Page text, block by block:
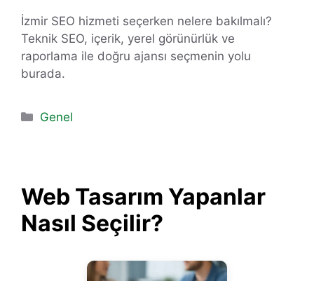
İzmir SEO hizmeti seçerken nelere bakılmalı?
Teknik SEO, içerik, yerel görünürlük ve
raporlama ile doğru ajansı seçmenin yolu
burada.
Kategoriler
Genel
Web Tasarım Yapanlar
Nasıl Seçilir?